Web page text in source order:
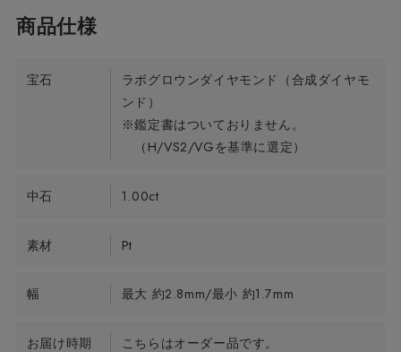
宝石
ラボグロウンダイヤモンド（合成ダイヤモ
ンド）
※鑑定書はついておりません。
（H/VS2/VGを基準に選定）
中石 1.00ct
素材 Pt
幅 最大 約2.8mm/最小 約1.7mm
お届け時期 こちらはオーダー品です。